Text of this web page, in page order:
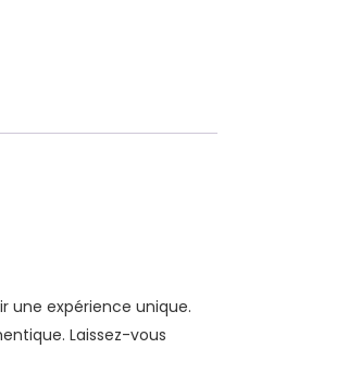
une expérience unique.
Laissez-vous